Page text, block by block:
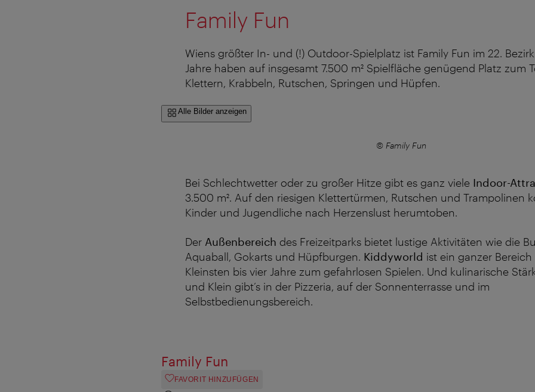
Family Fun
Wiens größter In- und (!) Outdoor-Spielplatz ist Family Fun im 22.
Jahre haben auf insgesamt 7.500 m² Spielfläche genügend Platz zum
Klettern, Krabbeln, Rutschen, Springen und Hüpfen.
Alle Bilder anzeigen
© Family Fun
Bei Schlechtwetter oder zu großer Hitze gibt es ganz viele Indoor-
3.500 m². Auf den riesigen Klettertürmen, Rutschen und Trampolinen
Kinder und Jugendliche nach Herzenslust herumtoben.
Der Außenbereich des Freizeitparks bietet lustige Aktivitäten wie die
Aquaball, Gokarts und Hüpfburgen. Kiddyworld ist ein ganzer
Kleinsten bis vier Jahre zum gefahrlosen Spielen. Und kulinarische
und Klein gibt’s in der Pizzeria, auf der Sonnenterrasse und im
Selbstbedienungsbereich.
Family Fun
FAVORIT HINZUFÜGEN